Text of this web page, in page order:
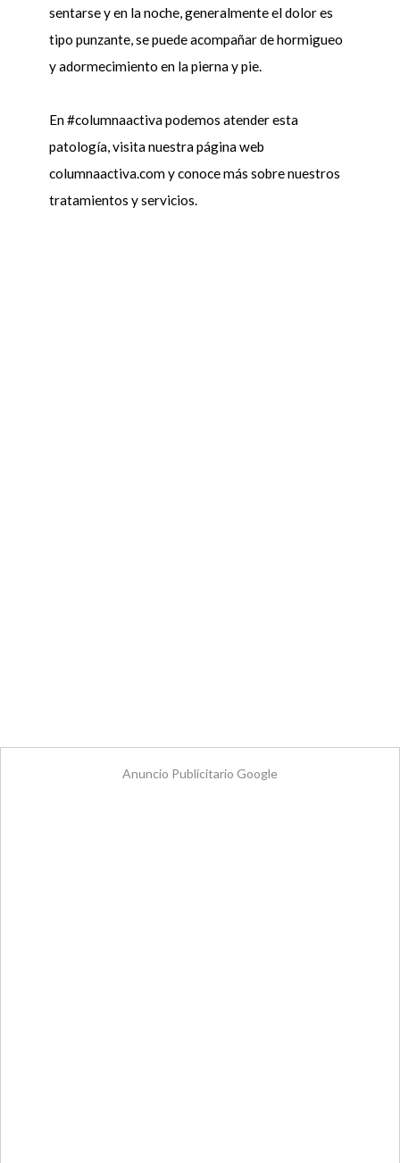
sentarse y en la noche, generalmente el dolor es
tipo punzante, se puede acompañar de hormigueo
y adormecimiento en la pierna y pie.
En #columnaactiva podemos atender esta
patología, visita nuestra página web
columnaactiva.com y conoce más sobre nuestros
tratamientos y servicios.
Anuncio Publicitario Google